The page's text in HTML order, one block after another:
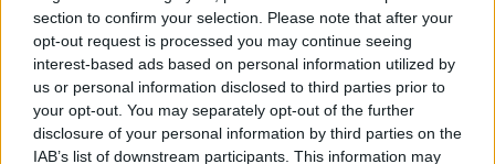
section to confirm your selection. Please note that after your
opt-out request is processed you may continue seeing
interest-based ads based on personal information utilized by
us or personal information disclosed to third parties prior to
your opt-out. You may separately opt-out of the further
disclosure of your personal information by third parties on the
IAB’s list of downstream participants. This information may
Manlleu a 8,17 kilómetros
Gironaa 47,43 kilómetros
Barcelonaa 60,69
kilómetros
Tarragonaa 123,23